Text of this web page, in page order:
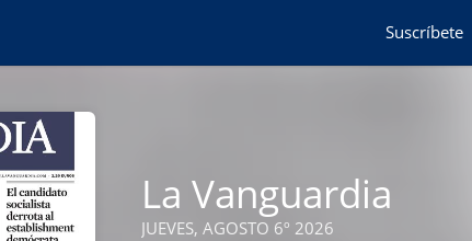
Suscríbete
La Vanguardia
JUEVES, AGOSTO 6º 2026